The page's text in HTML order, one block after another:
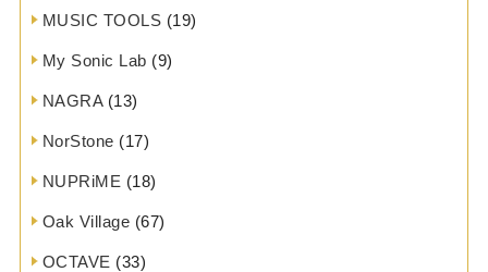
MUSIC TOOLS (19)
My Sonic Lab (9)
NAGRA(13)
NorStone (17)
NUPRiME (18)
Oak Village (67)
OCTAVE (33)